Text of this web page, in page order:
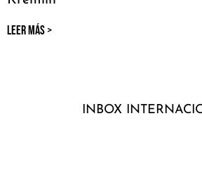
LEER MÁS >
INBOX